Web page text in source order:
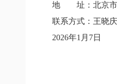
地 址：北京市顺
联系方式：王晓庆
2026年1月7日